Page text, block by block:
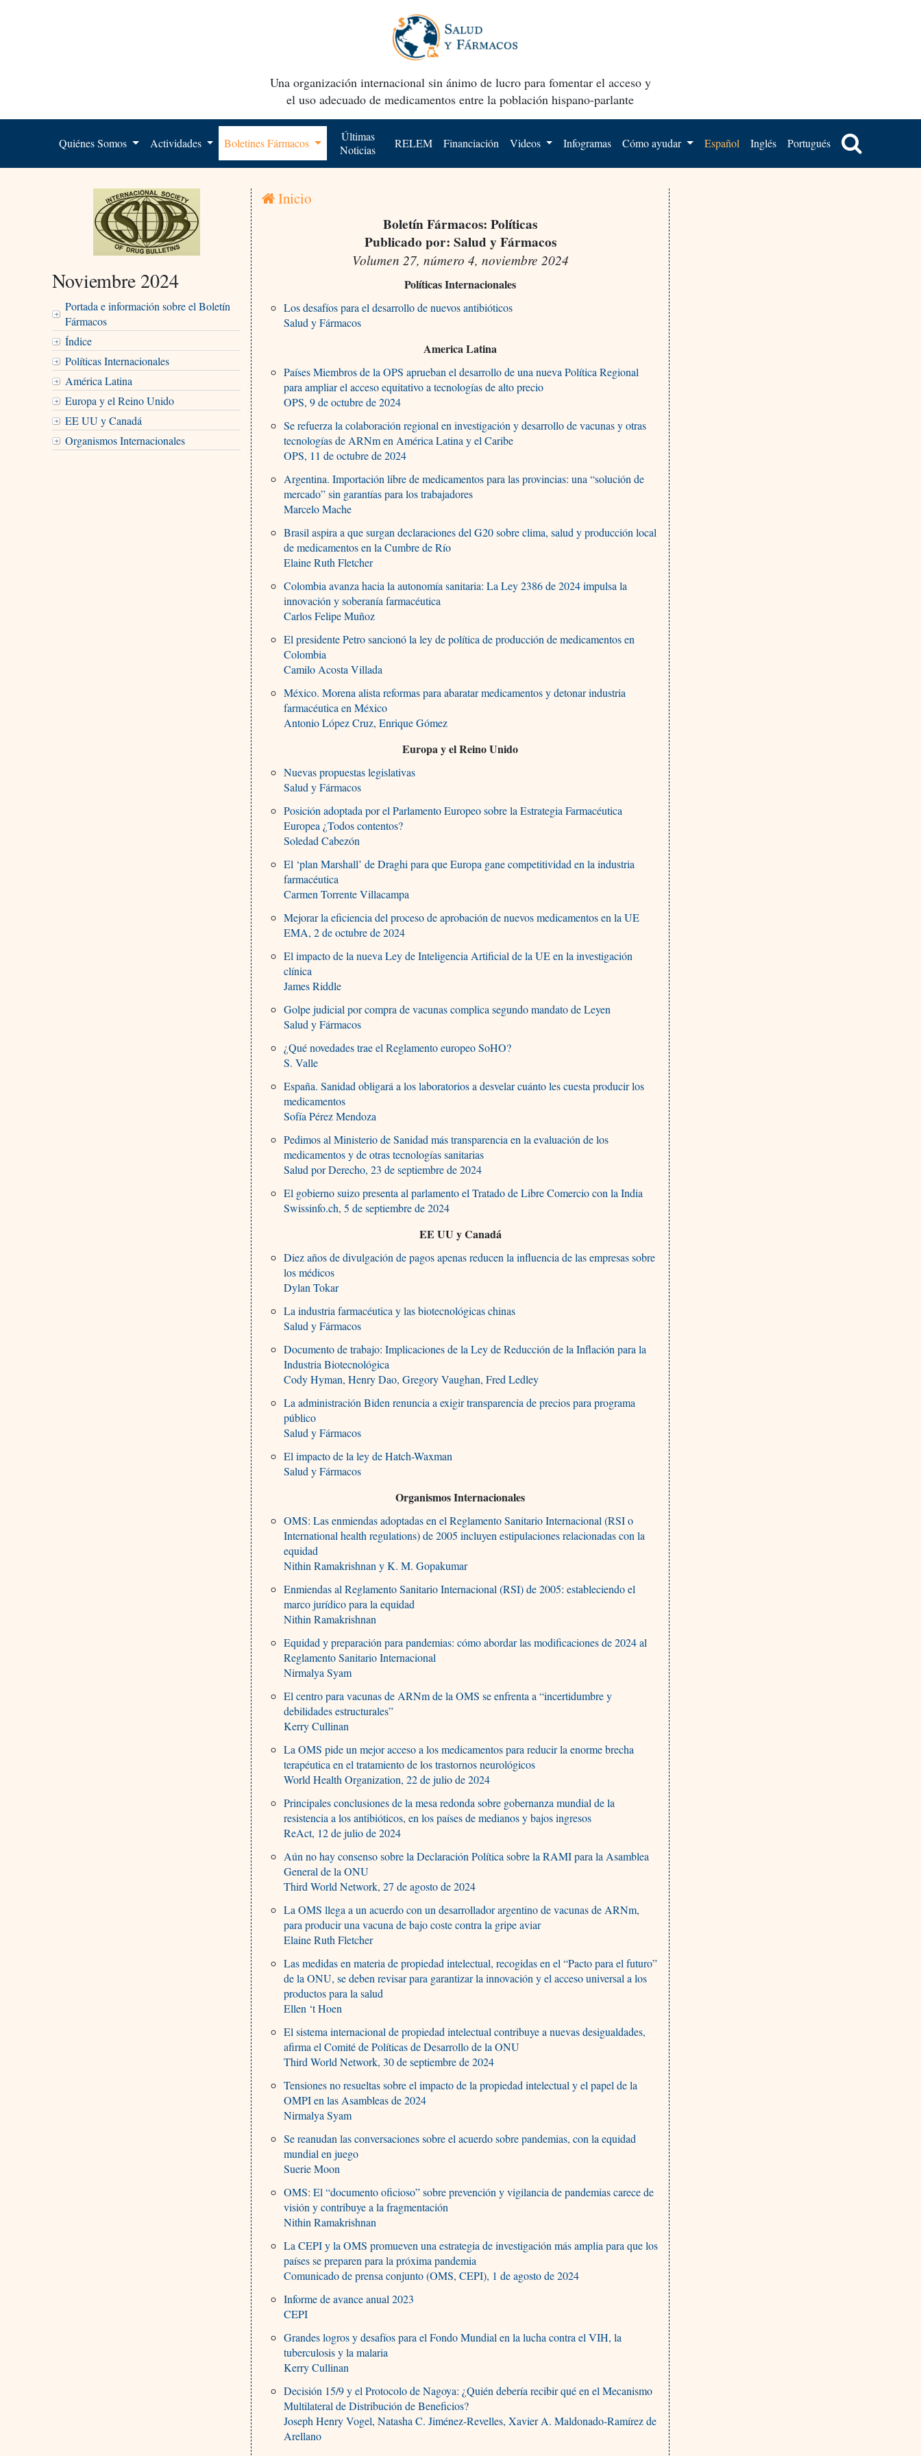
Una organización internacional sin ánimo de lucro para fomentar el acceso y
el uso adecuado de medicamentos entre la población hispano-parlante
Quiénes Somos Actividades Boletines Fármacos
Últimas
Noticias
RELEM Financiación Videos Infogramas Cómo ayudar Español Inglés Portugués
Noviembre 2024
Portada e información sobre el Boletín
Fármacos
Índice
Políticas Internacionales
América Latina
Europa y el Reino Unido
EE UU y Canadá
Organismos Internacionales
Inicio
Boletín Fármacos: Políticas
Publicado por: Salud y Fármacos
Volumen 27, número 4, noviembre 2024
Políticas Internacionales
Los desafíos para el desarrollo de nuevos antibióticos
Salud y Fármacos
America Latina
Países Miembros de la OPS aprueban el desarrollo de una nueva Política Regional
para ampliar el acceso equitativo a tecnologías de alto precio
OPS, 9 de octubre de 2024
Se refuerza la colaboración regional en investigación y desarrollo de vacunas y otras
tecnologías de ARNm en América Latina y el Caribe
OPS, 11 de octubre de 2024
Argentina. Importación libre de medicamentos para las provincias: una “solución de
mercado” sin garantías para los trabajadores
Marcelo Mache
Brasil aspira a que surgan declaraciones del G20 sobre clima, salud y producción local
de medicamentos en la Cumbre de Río
Elaine Ruth Fletcher
Colombia avanza hacia la autonomía sanitaria: La Ley 2386 de 2024 impulsa la
innovación y soberanía farmacéutica
Carlos Felipe Muñoz
El presidente Petro sancionó la ley de política de producción de medicamentos en
Colombia
Camilo Acosta Villada
México. Morena alista reformas para abaratar medicamentos y detonar industria
farmacéutica en México
Antonio López Cruz, Enrique Gómez
Europa y el Reino Unido
Nuevas propuestas legislativas
Salud y Fármacos
Posición adoptada por el Parlamento Europeo sobre la Estrategia Farmacéutica
Europea ¿Todos contentos?
Soledad Cabezón
El ‘plan Marshall’ de Draghi para que Europa gane competitividad en la industria
farmacéutica
Carmen Torrente Villacampa
Mejorar la eficiencia del proceso de aprobación de nuevos medicamentos en la UE
EMA, 2 de octubre de 2024
El impacto de la nueva Ley de Inteligencia Artificial de la UE en la investigación
clínica
James Riddle
Golpe judicial por compra de vacunas complica segundo mandato de Leyen
Salud y Fármacos
¿Qué novedades trae el Reglamento europeo SoHO?
S. Valle
España. Sanidad obligará a los laboratorios a desvelar cuánto les cuesta producir los
medicamentos
Sofía Pérez Mendoza
Pedimos al Ministerio de Sanidad más transparencia en la evaluación de los
medicamentos y de otras tecnologías sanitarias
Salud por Derecho, 23 de septiembre de 2024
El gobierno suizo presenta al parlamento el Tratado de Libre Comercio con la India
Swissinfo.ch, 5 de septiembre de 2024
EE UU y Canadá
Diez años de divulgación de pagos apenas reducen la influencia de las empresas sobre
los médicos
Dylan Tokar
La industria farmacéutica y las biotecnológicas chinas
Salud y Fármacos
Documento de trabajo: Implicaciones de la Ley de Reducción de la Inflación para la
Industria Biotecnológica
Cody Hyman, Henry Dao, Gregory Vaughan, Fred Ledley
La administración Biden renuncia a exigir transparencia de precios para programa
público
Salud y Fármacos
El impacto de la ley de Hatch-Waxman
Salud y Fármacos
Organismos Internacionales
OMS: Las enmiendas adoptadas en el Reglamento Sanitario Internacional (RSI o
International health regulations) de 2005 incluyen estipulaciones relacionadas con la
equidad
Nithin Ramakrishnan y K. M. Gopakumar
Enmiendas al Reglamento Sanitario Internacional (RSI) de 2005: estableciendo el
marco jurídico para la equidad
Nithin Ramakrishnan
Equidad y preparación para pandemias: cómo abordar las modificaciones de 2024 al
Reglamento Sanitario Internacional
Nirmalya Syam
El centro para vacunas de ARNm de la OMS se enfrenta a “incertidumbre y
debilidades estructurales”
Kerry Cullinan
La OMS pide un mejor acceso a los medicamentos para reducir la enorme brecha
terapéutica en el tratamiento de los trastornos neurológicos
World Health Organization, 22 de julio de 2024
Principales conclusiones de la mesa redonda sobre gobernanza mundial de la
resistencia a los antibióticos, en los países de medianos y bajos ingresos
ReAct, 12 de julio de 2024
Aún no hay consenso sobre la Declaración Política sobre la RAMI para la Asamblea
General de la ONU
Third World Network, 27 de agosto de 2024
La OMS llega a un acuerdo con un desarrollador argentino de vacunas de ARNm,
para producir una vacuna de bajo coste contra la gripe aviar
Elaine Ruth Fletcher
Las medidas en materia de propiedad intelectual, recogidas en el “Pacto para el futuro”
de la ONU, se deben revisar para garantizar la innovación y el acceso universal a los
productos para la salud
Ellen ‘t Hoen
El sistema internacional de propiedad intelectual contribuye a nuevas desigualdades,
afirma el Comité de Políticas de Desarrollo de la ONU
Third World Network, 30 de septiembre de 2024
Tensiones no resueltas sobre el impacto de la propiedad intelectual y el papel de la
OMPI en las Asambleas de 2024
Nirmalya Syam
Se reanudan las conversaciones sobre el acuerdo sobre pandemias, con la equidad
mundial en juego
Suerie Moon
OMS: El “documento oficioso” sobre prevención y vigilancia de pandemias carece de
visión y contribuye a la fragmentación
Nithin Ramakrishnan
La CEPI y la OMS promueven una estrategia de investigación más amplia para que los
países se preparen para la próxima pandemia
Comunicado de prensa conjunto (OMS, CEPI), 1 de agosto de 2024
Informe de avance anual 2023
CEPI
Grandes logros y desafíos para el Fondo Mundial en la lucha contra el VIH, la
tuberculosis y la malaria
Kerry Cullinan
Decisión 15/9 y el Protocolo de Nagoya: ¿Quién debería recibir qué en el Mecanismo
Multilateral de Distribución de Beneficios?
Joseph Henry Vogel, Natasha C. Jiménez-Revelles, Xavier A. Maldonado-Ramírez de
Arellano